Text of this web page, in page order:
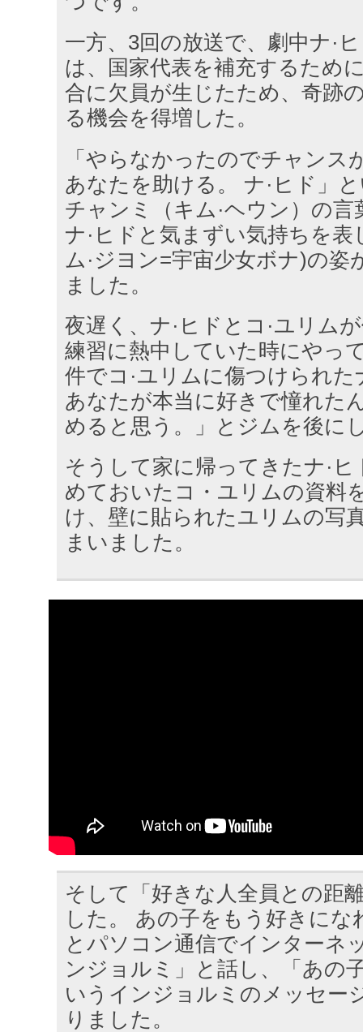
一方、3回の放送で、劇中ナ·
は、国家代表を補充するため
合に欠員が生じたため、奇跡
る機会を得増した。
「やらなかったのでチャンス
あなたを助ける。 ナ·ヒド」
チャンミ（キム·ヘウン）の言
ナ·ヒドと気まずい気持ちを表
ム·ジヨン=宇宙少女ボナ)の姿
ました。
夜遅く、ナ·ヒドとコ·ユリム
練習に熱中していた時にやっ
件でコ·ユリムに傷つけられた
あなたが本当に好きで憧れた
めると思う。」とジムを後に
そうして家に帰ってきたナ·
めておいたコ・ユリムの資料
け、壁に貼られたユリムの写
まいました。
そして「好きな人全員との距
した。 あの子をもう好きにな
とパソコン通信でインターネ
ンジョルミ」と話し、「あの
いうインジョルミのメッセー
りました。